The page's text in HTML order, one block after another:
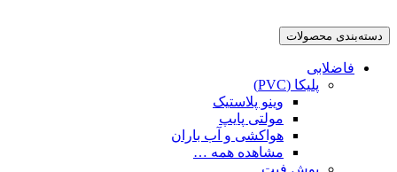
دسته‌بندی محصولات
فاضلابی
پلیکا (PVC)
وینو پلاستیک
مولتی پایپ
هواکشی و آب باران
مشاهده همه …
پوش فیت